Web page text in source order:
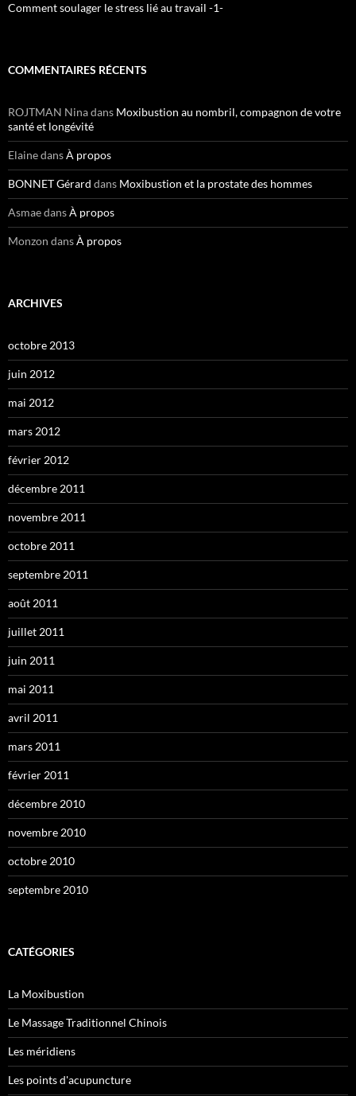
Comment soulager le stress lié au travail -1-
COMMENTAIRES RÉCENTS
ROJTMAN Ninadans Moxibustion au nombril, compagnon de votre
santé et longévité
ElainedansÀ propos
BONNET Gérard dans Moxibustion et la prostate des hommes
AsmaedansÀ propos
Monzon dansÀ propos
ARCHIVES
octobre 2013
juin 2012
mai 2012
mars 2012
février 2012
décembre 2011
novembre 2011
octobre 2011
septembre 2011
août 2011
juillet 2011
juin 2011
mai 2011
avril 2011
mars 2011
février 2011
décembre 2010
novembre 2010
octobre 2010
septembre 2010
CATÉGORIES
La Moxibustion
Le Massage Traditionnel Chinois
Les méridiens
Les points d'acupuncture